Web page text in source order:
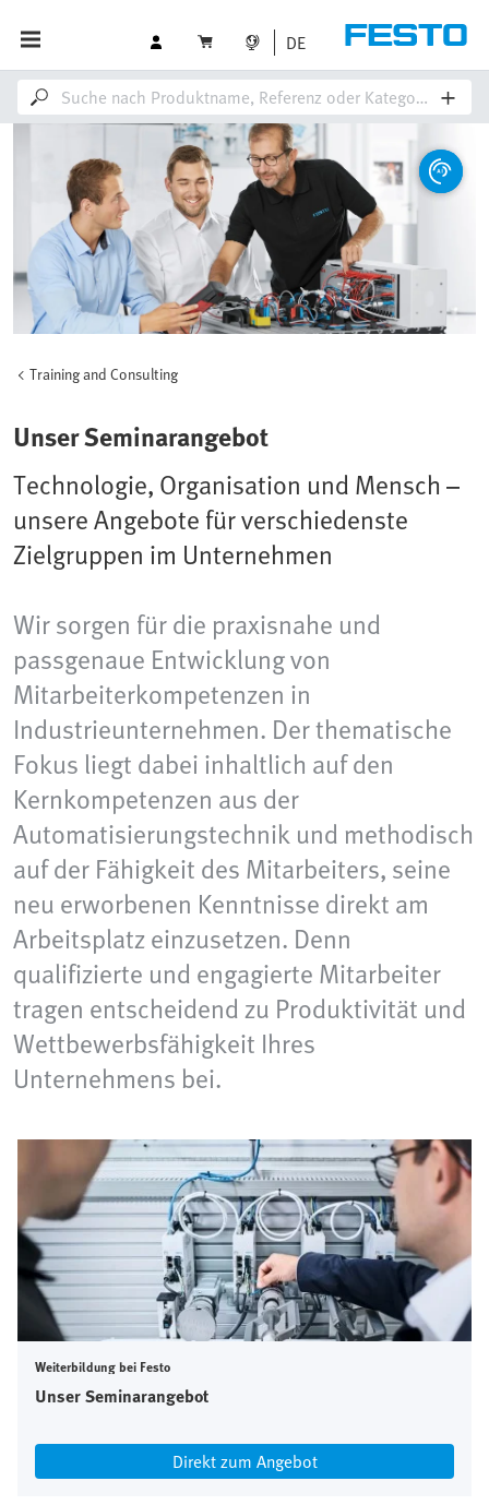
DE
Training and Consulting
Unser Seminarangebot
Technologie, Organisation und Mensch –
unsere Angebote für verschiedenste
Zielgruppen im Unternehmen
Wir sorgen für die praxisnahe und
passgenaue Entwicklung von
Mitarbeiterkompetenzen in
Industrieunternehmen. Der thematische
Fokus liegt dabei inhaltlich auf den
Kernkompetenzen aus der
Automatisierungstechnik und methodisch
auf der Fähigkeit des Mitarbeiters, seine
neu erworbenen Kenntnisse direkt am
Arbeitsplatz einzusetzen. Denn
qualifizierte und engagierte Mitarbeiter
tragen entscheidend zu Produktivität und
Wettbewerbsfähigkeit Ihres
Unternehmens bei.
Weiterbildung bei Festo
Unser Seminarangebot
Direkt zum Angebot